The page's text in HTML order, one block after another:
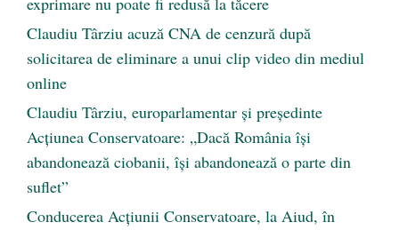
Claudiu Târziu acuză CNA de cenzură după
solicitarea de eliminare a unui clip video din mediul
online
Claudiu Târziu, europarlamentar și președinte
Acțiunea Conservatoare: „Dacă România își
abandonează ciobanii, își abandonează o parte din
suflet”
Conducerea Acțiunii Conservatoare, la Aiud, în